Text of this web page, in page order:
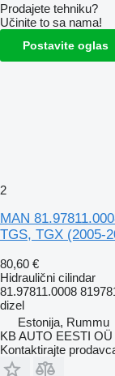
Prodajete tehniku?
Učinite to sa nama!
Postavite oglas
2
MAN
TGS, TGX (2005-
80,60 €
Hidraulični cilindar
81.97811.0008
dizel
Estonija, Rummu
KB AUTO EESTI OÜ
Kontaktirajte